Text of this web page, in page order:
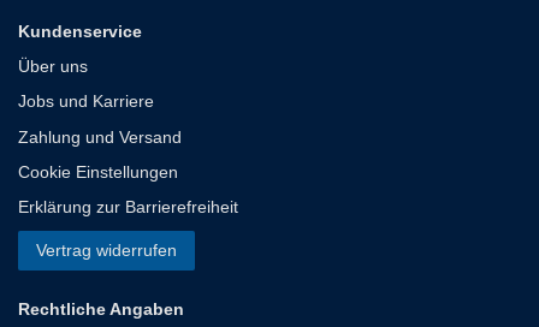
Kundenservice
Über uns
Jobs und Karriere
Zahlung und Versand
Cookie Einstellungen
Erklärung zur Barrierefreiheit
Vertrag widerrufen
Rechtliche Angaben